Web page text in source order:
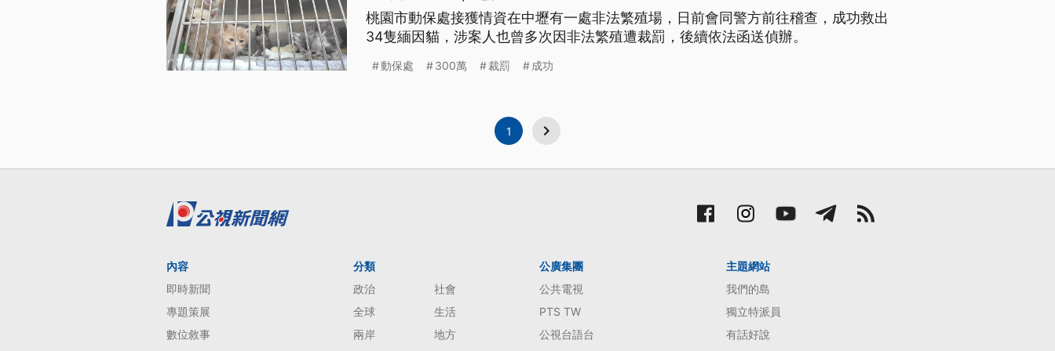
桃園市動保處接獲情資在中壢有一處非法繁殖場，日前會同警方前往稽查，成功救出
34隻緬因貓，涉案人也曾多次因非法繁殖遭裁罰，後續依法函送偵辦。
動保處 300萬 裁罰 成功
1
內容
即時新聞
專題策展
數位敘事
分類
政治
社會
全球
生活
兩岸
地方
公廣集團
公共電視
PTS TW
公視台語台
主題網站
我們的島
獨立特派員
有話好說